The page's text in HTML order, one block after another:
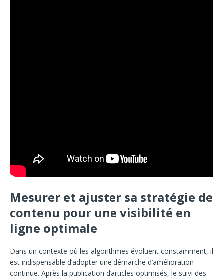
Mesurer et ajuster sa stratégie de
contenu pour une visibilité en
ligne optimale
Dans un contexte où les algorithmes évoluent constamment, il
est indispensable d’adopter une démarche d’amélioration
continue. Après la publication d’articles optimisés, le suivi des